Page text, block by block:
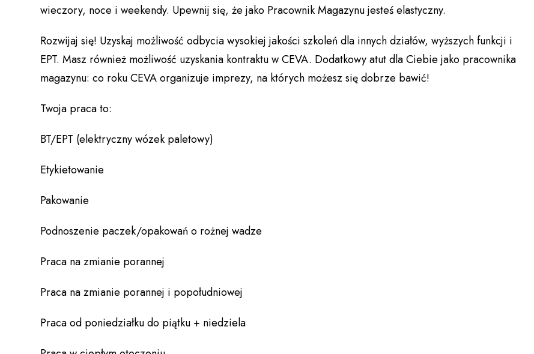
wieczory, noce i weekendy. Upewnij się, że jako Pracownik Magazynu jesteś elastyczny.
Rozwijaj się! Uzyskaj możliwość odbycia wysokiej jakości szkoleń dla innych działów, wyższych funkcji i
EPT. Masz również możliwość uzyskania kontraktu w CEVA. Dodatkowy atut dla Ciebie jako pracownika
magazynu: co roku CEVA organizuje imprezy, na których możesz się dobrze bawić!
Twoja praca to:
BT/EPT (elektryczny wózek paletowy)
Etykietowanie
Pakowanie
Podnoszenie paczek/opakowań o rożnej wadze
Praca na zmianie porannej
Praca na zmianie porannej i popołudniowej
Praca od poniedziałku do piątku + niedziela